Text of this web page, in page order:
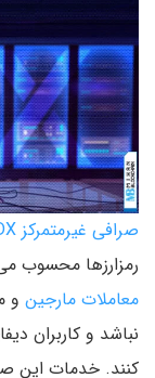
صرافی غیرمتمرکز DYDX
رمزارزها محسوب
معاملات مارجین و
نباشد و کاربران
کنند. خدمات این